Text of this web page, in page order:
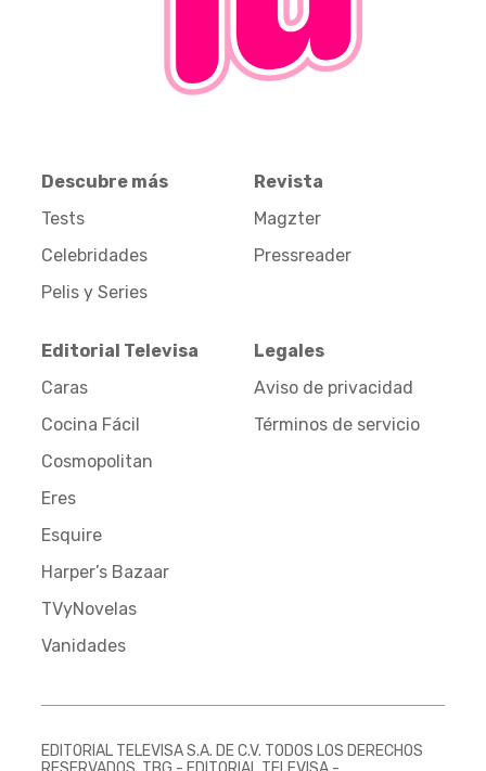
Descubre más
Tests
Celebridades
Pelis y Series
Revista
Magzter
Pressreader
Editorial Televisa
Caras
Cocina Fácil
Cosmopolitan
Eres
Esquire
Harper’s Bazaar
TVyNovelas
Vanidades
Legales
Aviso de privacidad
Términos de servicio
EDITORIAL TELEVISA S.A. DE C.V. TODOS LOS DERECHOS